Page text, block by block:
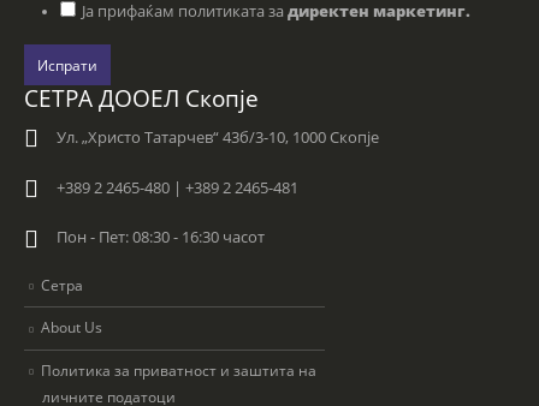
Ја прифаќам политиката за директен маркетинг.
Испрати
СЕТРА ДООЕЛ Скопје
Ул. „Христо Татарчев“ 43б/3-10, 1000 Скопје
+389 2 2465-480 | +389 2 2465-481
Пон - Пет: 08:30 - 16:30 часот
Сетра
About Us
Политика за приватност и заштита на
личните податоци